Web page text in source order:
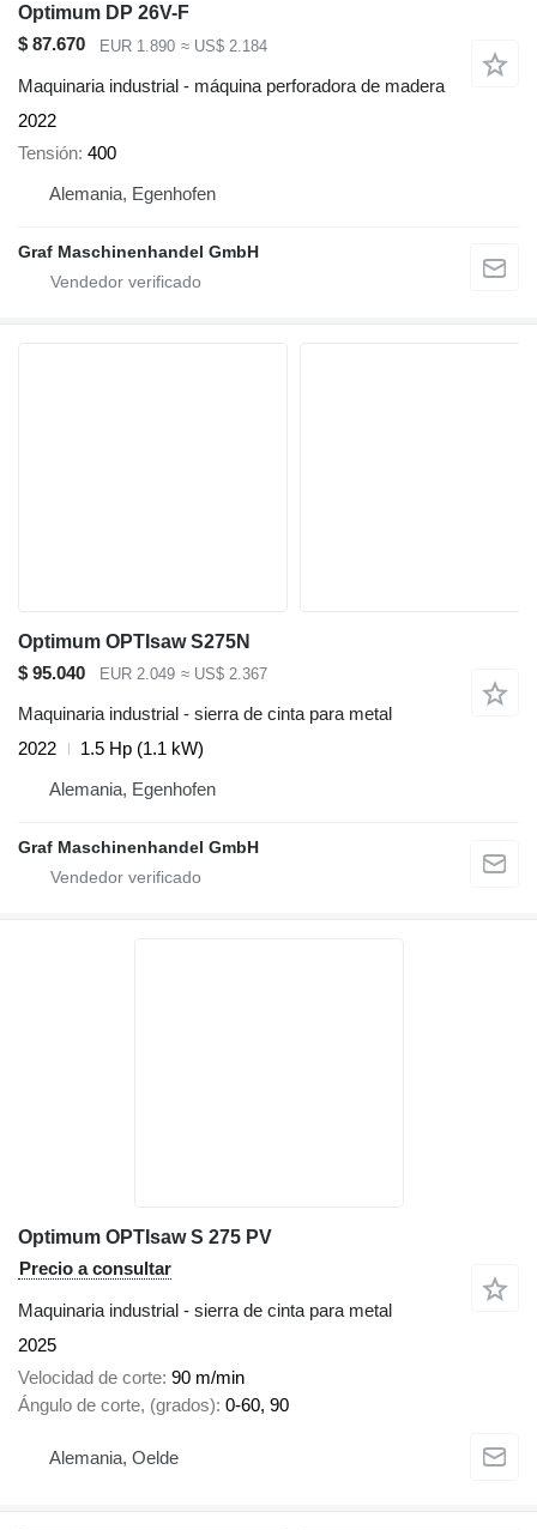
Optimum DP 26V-F
$ 87.670
EUR 1.890 ≈ US$ 2.184
Maquinaria industrial - máquina perforadora de madera
2022
Tensión 400
Alemania, Egenhofen
Graf Maschinenhandel GmbH
Optimum OPTIsaw S275N
$ 95.040
EUR 2.049 ≈ US$ 2.367
Maquinaria industrial - sierra de cinta para metal
2022
1.5 Hp (1.1 kW)
Alemania, Egenhofen
Graf Maschinenhandel GmbH
Optimum OPTIsaw S 275 PV
Precio a consultar
Maquinaria industrial - sierra de cinta para metal
2025
Velocidad de corte 90 m/min
Ángulo de corte, (grados) 0-60, 90
Alemania, Oelde